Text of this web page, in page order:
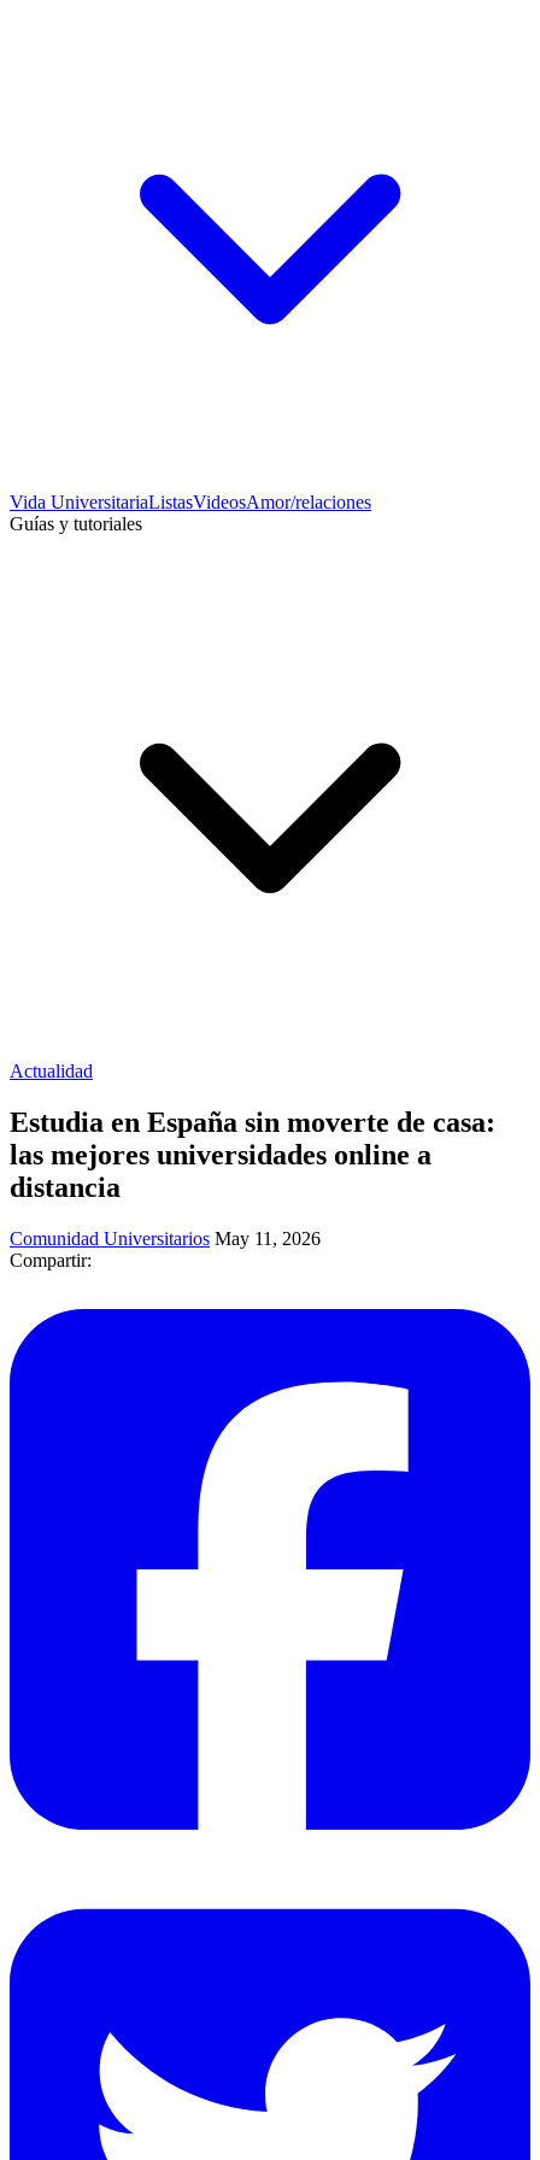
Vida UniversitariaListasVideosAmor/relaciones
Guías y tutoriales
Actualidad
Estudia en España sin moverte de casa:
las mejores universidades online a
distancia
Comunidad Universitarios May 11, 2026
Compartir: